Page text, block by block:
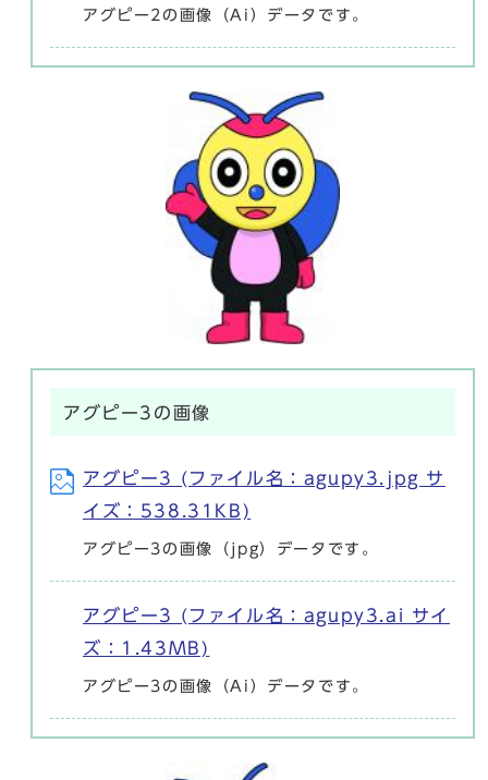
アグピー2の画像（Ai）データです。
アグピー3の画像
アグピー3 (ファイル名：agupy3.jpg サ
イズ：538.31KB)
アグピー3の画像（jpg）データです。
アグピー3 (ファイル名：agupy3.ai サイ
ズ：1.43MB)
アグピー3の画像（Ai）データです。